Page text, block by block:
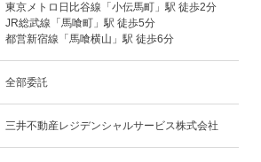
東京メトロ日比谷線「小伝馬町」駅 徒歩2分
JR総武線「馬喰町」駅 徒歩5分
都営新宿線「馬喰横山」駅 徒歩6分
全部委託
三井不動産レジデンシャルサービス株式会社